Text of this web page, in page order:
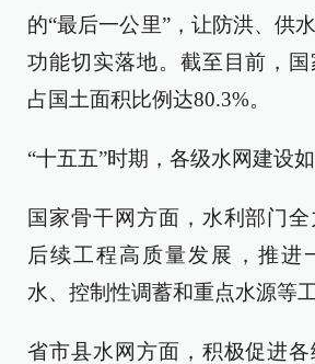
的“最后一公里”，让防洪、供
功能切实落地。截至目前，
占国土面积比例达80.3%。
“十五五”时期，各级水网建设
国家骨干网方面，水利部门
后续工程高质量发展，推进
水、控制性调蓄和重点水源等
省市县水网方面，积极促进